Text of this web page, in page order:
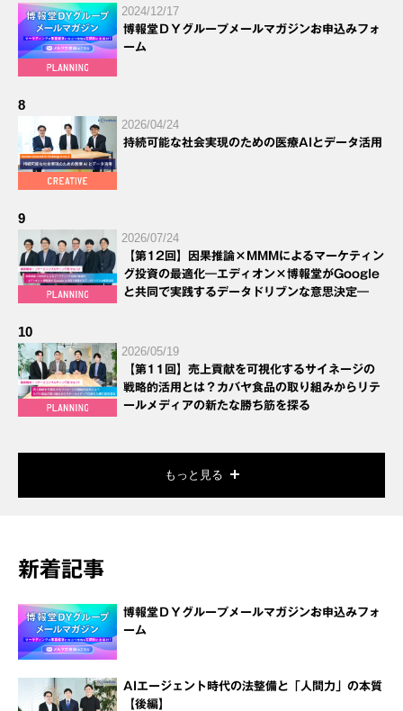
2024/12/17
博報堂ＤＹグループメールマガジンお申込みフォ
ーム
8
2026/04/24
持続可能な社会実現のための医療AIとデータ活用
9
2026/07/24
【第12回】因果推論×MMMによるマーケティン
グ投資の最適化―エディオン×博報堂がGoogle
と共同で実践するデータドリブンな意思決定―
10
2026/05/19
【第11回】売上貢献を可視化するサイネージの
戦略的活用とは？カバヤ食品の取り組みからリテ
ールメディアの新たな勝ち筋を探る
もっと見る
新着記事
博報堂ＤＹグループメールマガジンお申込みフォ
ーム
AIエージェント時代の法整備と「人間力」の本質
【後編】